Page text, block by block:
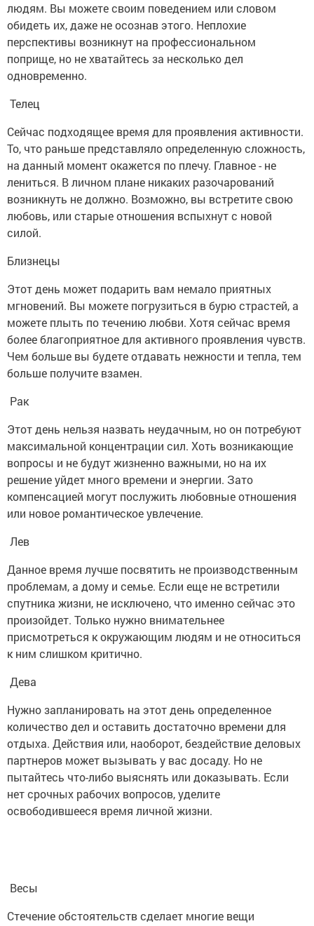
людям. Вы можете своим поведением или словом
обидеть их, даже не осознав этого. Неплохие
перспективы возникнут на профессиональном
поприще, но не хватайтесь за несколько дел
одновременно.
Телец
Сейчас подходящее время для проявления активности.
То, что раньше представляло определенную сложность,
на данный момент окажется по плечу. Главное - не
лениться. В личном плане никаких разочарований
возникнуть не должно. Возможно, вы встретите свою
любовь, или старые отношения вспыхнут с новой
силой.
Близнецы
Этот день может подарить вам немало приятных
мгновений. Вы можете погрузиться в бурю страстей, а
можете плыть по течению любви. Хотя сейчас время
более благоприятное для активного проявления чувств.
Чем больше вы будете отдавать нежности и тепла, тем
больше получите взамен.
Рак
Этот день нельзя назвать неудачным, но он потребуют
максимальной концентрации сил. Хоть возникающие
вопросы и не будут жизненно важными, но на их
решение уйдет много времени и энергии. Зато
компенсацией могут послужить любовные отношения
или новое романтическое увлечение.
Лев
Данное время лучше посвятить не производственным
проблемам, а дому и семье. Если еще не встретили
спутника жизни, не исключено, что именно сейчас это
произойдет. Только нужно внимательнее
присмотреться к окружающим людям и не относиться
к ним слишком критично.
Дева
Нужно запланировать на этот день определенное
количество дел и оставить достаточно времени для
отдыха. Действия или, наоборот, бездействие деловых
партнеров может вызывать у вас досаду. Но не
пытайтесь что-либо выяснять или доказывать. Если
нет срочных рабочих вопросов, уделите
освободившееся время личной жизни.
Весы
Стечение обстоятельств сделает многие вещи